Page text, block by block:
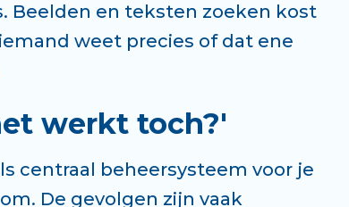
Beelden en teksten zoeken kost
weet precies of dat ene
werkt toch?'
centraal beheersysteem voor je
De gevolgen zijn vaak